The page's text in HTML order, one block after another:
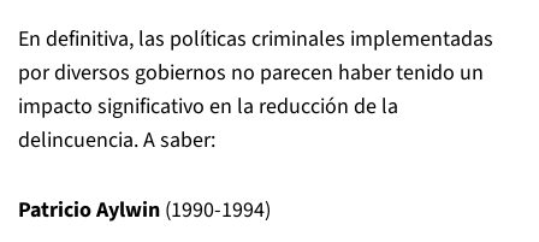
En definitiva, las políticas criminales implementadas
por diversos gobiernos no parecen haber tenido un
impacto significativo en la reducción de la
delincuencia. A saber:
Patricio Aylwin (1990-1994)